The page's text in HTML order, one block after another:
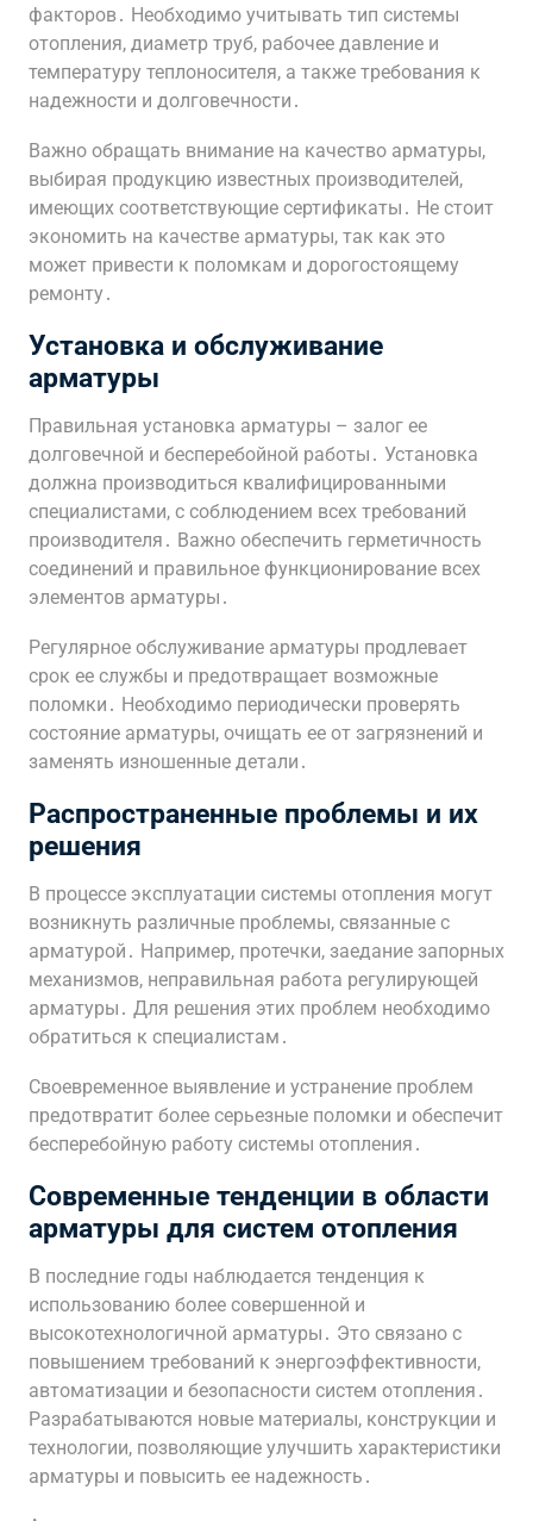
факторов․ Необходимо учитывать тип системы
отопления, диаметр труб, рабочее давление и
температуру теплоносителя, а также требования к
надежности и долговечности․
Важно обращать внимание на качество арматуры,
выбирая продукцию известных производителей,
имеющих соответствующие сертификаты․ Не стоит
экономить на качестве арматуры, так как это
может привести к поломкам и дорогостоящему
ремонту․
Установка и обслуживание
арматуры
Правильная установка арматуры – залог ее
долговечной и бесперебойной работы․ Установка
должна производиться квалифицированными
специалистами, с соблюдением всех требований
производителя․ Важно обеспечить герметичность
соединений и правильное функционирование всех
элементов арматуры․
Регулярное обслуживание арматуры продлевает
срок ее службы и предотвращает возможные
поломки․ Необходимо периодически проверять
состояние арматуры, очищать ее от загрязнений и
заменять изношенные детали․
Распространенные проблемы и их
решения
В процессе эксплуатации системы отопления могут
возникнуть различные проблемы, связанные с
арматурой․ Например, протечки, заедание запорных
механизмов, неправильная работа регулирующей
арматуры․ Для решения этих проблем необходимо
обратиться к специалистам․
Своевременное выявление и устранение проблем
предотвратит более серьезные поломки и обеспечит
бесперебойную работу системы отопления․
Современные тенденции в области
арматуры для систем отопления
В последние годы наблюдается тенденция к
использованию более совершенной и
высокотехнологичной арматуры․ Это связано с
повышением требований к энергоэффективности,
автоматизации и безопасности систем отопления․
Разрабатываются новые материалы, конструкции и
технологии, позволяющие улучшить характеристики
арматуры и повысить ее надежность․